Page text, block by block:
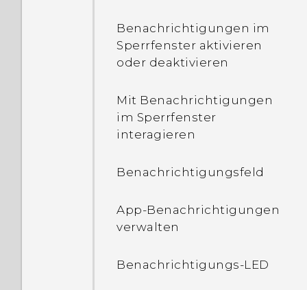
Wie kann ich erfahren, ob
das Telefon im Netzwerk
eines anderen Landes
Wie teile ich die
Internetverbindung
anderen Geräten?
Kann das Telefon
automatisch zum
WLAN-Signal gibt oder es
Benachrichtigungen im
Sperrfenster aktivieren
oder deaktivieren
Mit Benachrichtigungen
im Sperrfenster
interagieren
Benachrichtigungsfeld
App-Benachrichtigungen
verwalten
Benachrichtigungs-LED